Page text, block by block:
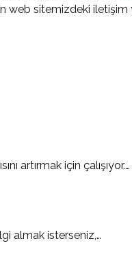
web sitemizdeki
artırmak için çalışıyor.…
almak isterseniz,…